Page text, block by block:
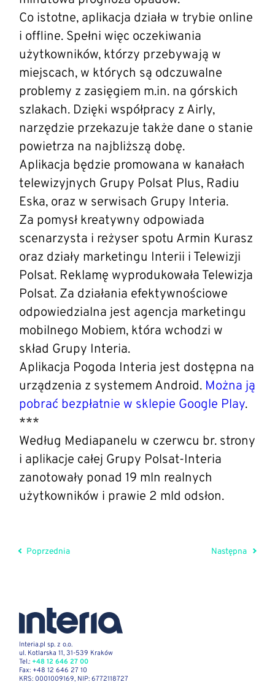
Co istotne, aplikacja działa w trybie online
i offline. Spełni więc oczekiwania
użytkowników, którzy przebywają w
miejscach, w których są odczuwalne
problemy z zasięgiem m.in. na górskich
szlakach. Dzięki współpracy z Airly,
narzędzie przekazuje także dane o stanie
powietrza na najbliższą dobę.
Aplikacja będzie promowana w kanałach
telewizyjnych Grupy Polsat Plus, Radiu
Eska, oraz w serwisach Grupy Interia.
Za pomysł kreatywny odpowiada
scenarzysta i reżyser spotu Armin Kurasz
oraz działy marketingu Interii i Telewizji
Polsat. Reklamę wyprodukowała Telewizja
Polsat. Za działania efektywnościowe
odpowiedzialna jest agencja marketingu
mobilnego Mobiem, która wchodzi w
skład Grupy Interia.
Aplikacja Pogoda Interia jest dostępna na
urządzenia z systemem Android. Można ją
pobrać bezpłatnie w sklepie Google Play.
***
Według Mediapanelu w czerwcu br. strony
i aplikacje całej Grupy Polsat-Interia
zanotowały ponad 19 mln realnych
użytkowników i prawie 2 mld odsłon.
Poprzednia Następna
Interia.pl sp. z o.o.
ul. Kotlarska 11, 31-539 Kraków
Tel.: +48 12 646 27 00
Fax: +48 12 646 27 10
KRS: 0001009169, NIP: 6772118727